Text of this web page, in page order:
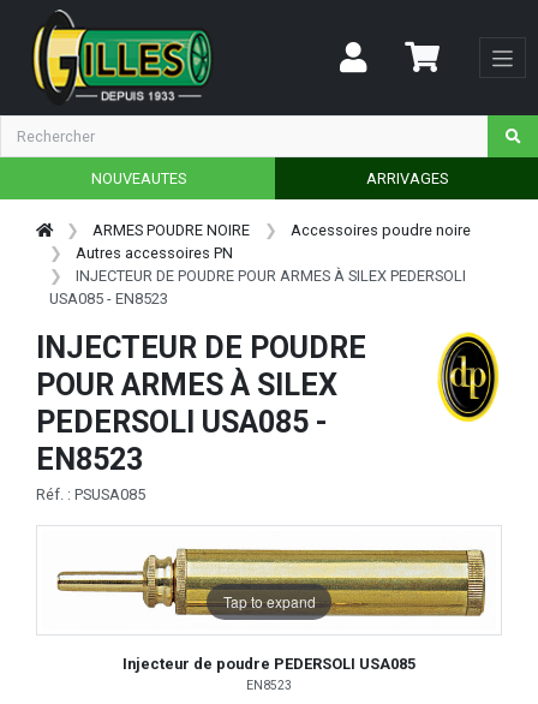
NOUVEAUTES ARRIVAGES
ARMES POUDRE NOIRE
Accessoires poudre noire
Autres accessoires PN
INJECTEUR DE POUDRE POUR ARMES À SILEX PEDERSOLI
USA085 - EN8523
INJECTEUR DE POUDRE
POUR ARMES À SILEX
PEDERSOLI USA085 -
EN8523
Réf. : PSUSA085
Tap to expand
Injecteur de poudre PEDERSOLI USA085
EN8523